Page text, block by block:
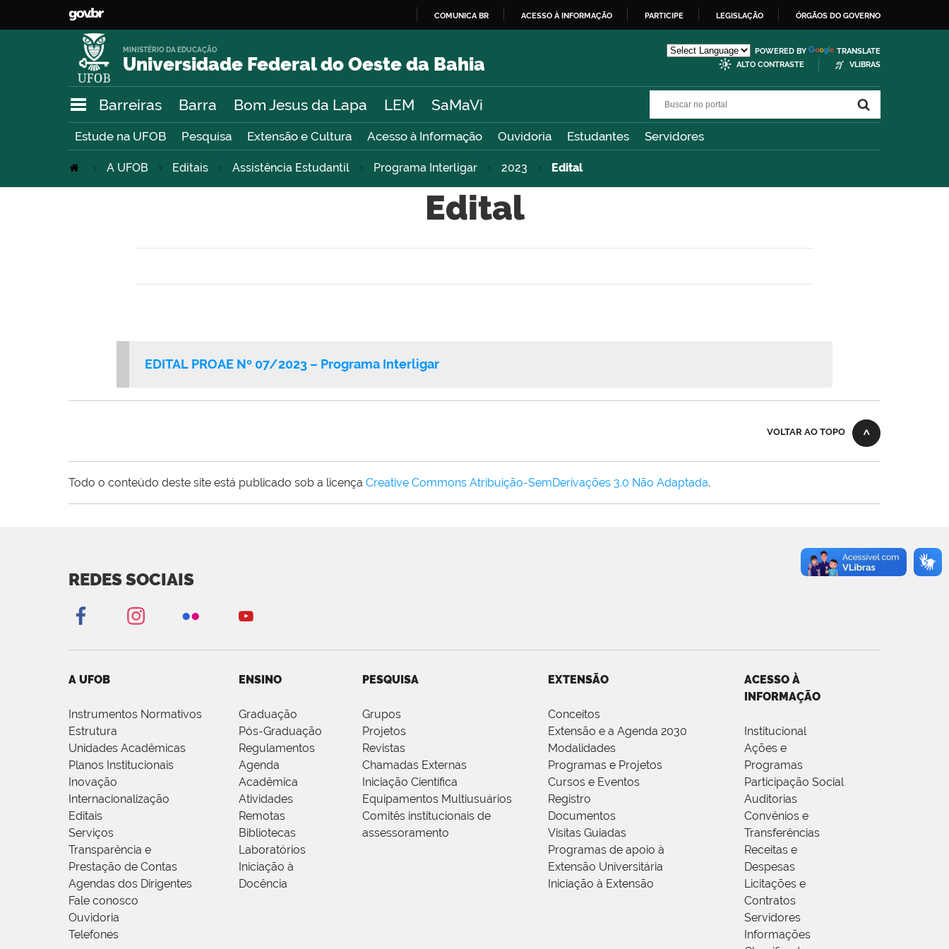
O
COMUNICA BR ACESSO À INFORMAÇÃO PARTICIPE LEGISLAÇÃO ÓRGÃOS DO GOVERNO
Universidade Federal do Oeste da Bahia
MINISTÉRIO DA EDUCAÇÃO POWERED BY
TRANSLATE
ALTO CONTRASTE
VLIBRAS
Barreiras Barra Bom Jesus da Lapa LEM SaMaVi
Estude na UFOB Pesquisa Extensão e Cultura Acesso à Informação Ouvidoria Estudantes Servidores
A UFOB Editais Assistência Estudantil Programa Interligar 2023 Edital
Edital
EDITAL PROAE Nº 07/2023 – Programa Interligar
VOLTAR AO TOPO
Todo o conteúdo deste site está publicado sob a licença Creative Commons Atribuição-SemDerivações 3.0 Não Adaptada.
REDES SOCIAIS
A UFOB
Instrumentos Normativos
Estrutura
Unidades Acadêmicas
Planos Institucionais
Inovação
Internacionalização
Editais
Serviços
Transparência e
Prestação de Contas
Agendas dos Dirigentes
Fale conosco
Ouvidoria
Telefones
ENSINO
Graduação
Pós-Graduação
Regulamentos
Agenda
Acadêmica
Atividades
Remotas
Bibliotecas
Laboratórios
Iniciação à
Docência
PESQUISA
Grupos
Projetos
Revistas
Chamadas Externas
Iniciação Científica
Equipamentos Multiusuários
Comitês institucionais de
assessoramento
EXTENSÃO
Conceitos
Extensão e a Agenda 2030
Modalidades
Programas e Projetos
Cursos e Eventos
Registro
Documentos
Visitas Guiadas
Programas de apoio à
Extensão Universitária
Iniciação à Extensão
ACESSO À
INFORMAÇÃO
Institucional
Ações e
Programas
Participação Social
Auditorias
Convênios e
Transferências
Receitas e
Despesas
Licitações e
Contratos
Servidores
Informações